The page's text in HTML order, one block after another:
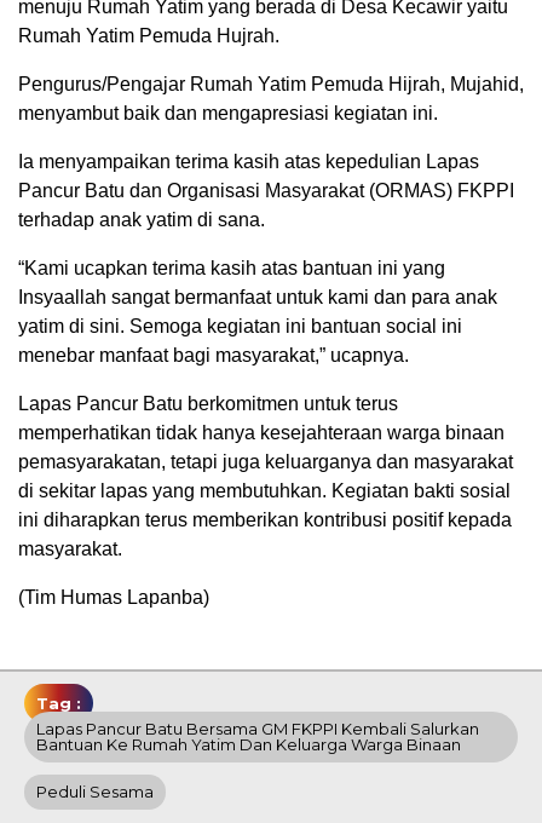
menuju Rumah Yatim yang berada di Desa Kecawir yaitu
Rumah Yatim Pemuda Hujrah.
Pengurus/Pengajar Rumah Yatim Pemuda Hijrah, Mujahid,
menyambut baik dan mengapresiasi kegiatan ini.
Ia menyampaikan terima kasih atas kepedulian Lapas
Pancur Batu dan Organisasi Masyarakat (ORMAS) FKPPI
terhadap anak yatim di sana.
“Kami ucapkan terima kasih atas bantuan ini yang
Insyaallah sangat bermanfaat untuk kami dan para anak
yatim di sini. Semoga kegiatan ini bantuan social ini
menebar manfaat bagi masyarakat,” ucapnya.
Lapas Pancur Batu berkomitmen untuk terus
memperhatikan tidak hanya kesejahteraan warga binaan
pemasyarakatan, tetapi juga keluarganya dan masyarakat
di sekitar lapas yang membutuhkan. Kegiatan bakti sosial
ini diharapkan terus memberikan kontribusi positif kepada
masyarakat.
(Tim Humas Lapanba)
Tag :
Lapas Pancur Batu Bersama GM FKPPI Kembali Salurkan
Bantuan Ke Rumah Yatim Dan Keluarga Warga Binaan
Peduli Sesama